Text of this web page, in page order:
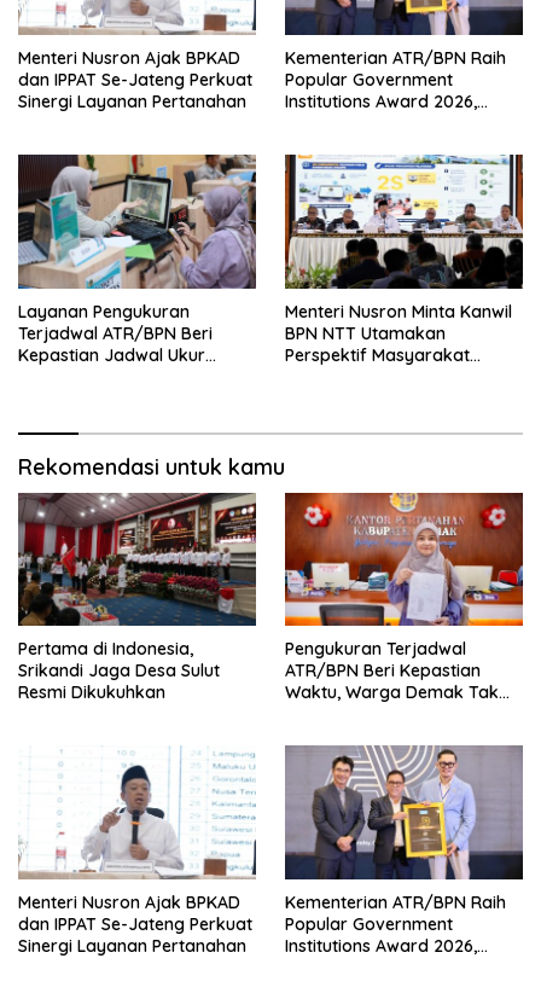
Menteri Nusron Ajak BPKAD
dan IPPAT Se-Jateng Perkuat
Sinergi Layanan Pertanahan
Kementerian ATR/BPN Raih
Popular Government
Institutions Award 2026,
Layanan Pengukuran
Terjadwal ATR/BPN Beri
Kepastian Jadwal Ukur
Menteri Nusron Minta Kanwil
BPN NTT Utamakan
Perspektif Masyarakat
Rekomendasi untuk kamu
Pertama di Indonesia,
Srikandi Jaga Desa Sulut
Resmi Dikukuhkan
Pengukuran Terjadwal
ATR/BPN Beri Kepastian
Waktu, Warga Demak Tak
Menteri Nusron Ajak BPKAD
dan IPPAT Se-Jateng Perkuat
Sinergi Layanan Pertanahan
Kementerian ATR/BPN Raih
Popular Government
Institutions Award 2026,